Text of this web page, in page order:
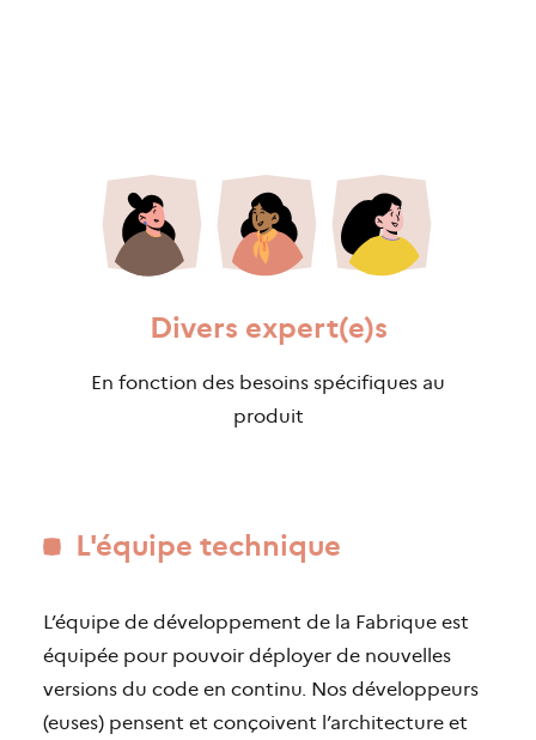
Divers expert(e)s
En fonction des besoins spécifiques au
produit
L'équipe technique
L’équipe de développement de la Fabrique est
équipée pour pouvoir déployer de nouvelles
versions du code en continu. Nos développeurs
(euses) pensent et conçoivent l’architecture et